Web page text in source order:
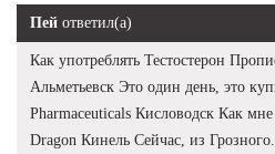
Пей ответил(а)
Как употреблять Тестостерон
Альметьевск Это один день, это
Pharmaceuticals Кисловодск Как
Dragon Кинель Сейчас, из Грозного.